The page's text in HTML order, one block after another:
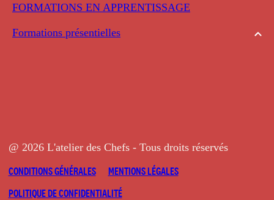
FORMATIONS EN APPRENTISSAGE
Formations présentielles
@ 2026 L'atelier des Chefs - Tous droits réservés
CONDITIONS GÉNÉRALES
MENTIONS LÉGALES
POLITIQUE DE CONFIDENTIALITÉ